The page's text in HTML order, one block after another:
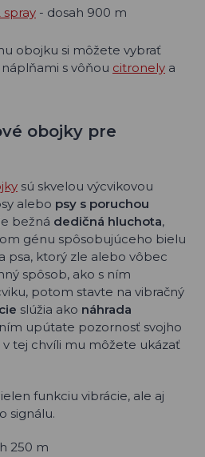
- dosah 900 m
obojku si môžete vybrať
s vôňou citronely a
obojky pre
sú skvelou výcvikovou
alebo psy s poruchou
bežná dedičná hluchota,
génu spôsobujúceho bielu
psa, ktorý zle alebo vôbec
spôsob, ako s ním
potom stavte na vibračný
slúžia ako náhrada
upútate pozornosť svojho
v tej chvíli mu môžete ukázať
funkciu vibrácie, ale aj
signálu.
250 m